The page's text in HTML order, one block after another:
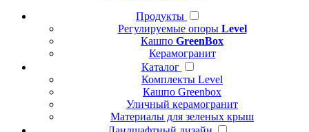
Продукты
Регулируемые опоры Level
Кашпо GreenBox
Керамогранит
Каталог
Комплекты Level
Кашпо Greenbox
Уличный керамогранит
Материалы для зеленых крыш